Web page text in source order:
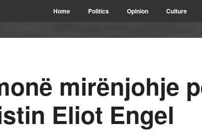
Home Politics Opinion Culture
mirënjohje
Eliot Engel